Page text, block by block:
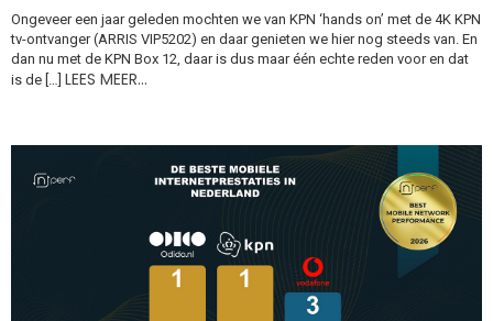
Ongeveer een jaar geleden mochten we van KPN ‘hands on’ met de 4K KPN
tv-ontvanger (ARRIS VIP5202) en daar genieten we hier nog steeds van. En
dan nu met de KPN Box 12, daar is dus maar één echte reden voor en dat
is de […] LEES MEER…